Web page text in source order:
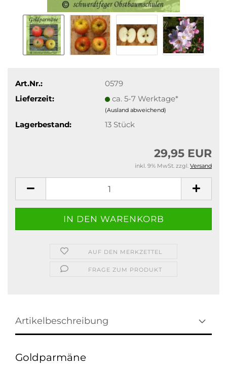
Art.Nr.:
0579
Lieferzeit:
ca. 5-7 Werktage*
(Ausland abweichend)
Lagerbestand: 13 Stück
29,95 EUR
inkl. 9% MwSt. zzgl. Versand
AUF DEN MERKZETTEL
FRAGE ZUM PRODUKT
Artikelbeschreibung
Goldparmäne